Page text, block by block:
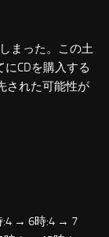
まった。この土
にCDを購入する
された可能性が
→ 6時:4 → 7